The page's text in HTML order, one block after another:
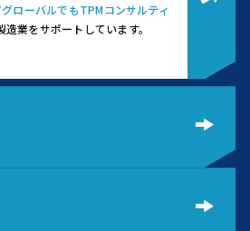
ローバルでもTPMコンサルティ
造業をサポートしています。